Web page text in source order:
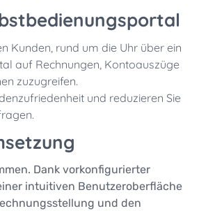
Kunden, rund um die Uhr über ein
auf Rechnungen, Kontoauszüge
zuzugreifen.
und reduzieren Sie
Dank vorkonfigurierter
intuitiven Benutzeroberfläche
und den